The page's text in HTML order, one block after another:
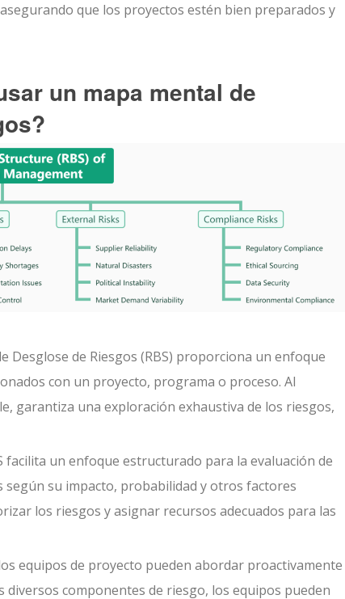
que los proyectos estén bien preparados y
un mapa mental de
Desglose de Riesgos (RBS) proporciona un enfoque
con un proyecto, programa o proceso. Al
garantiza una exploración exhaustiva de los riesgos,
facilita un enfoque estructurado para la evaluación de
su impacto, probabilidad y otros factores
los riesgos y asignar recursos adecuados para las
equipos de proyecto pueden abordar proactivamente
componentes de riesgo, los equipos pueden